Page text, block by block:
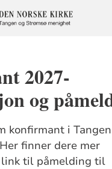
2027-
og
konfirmant i
finner dere mer
link til påmelding til